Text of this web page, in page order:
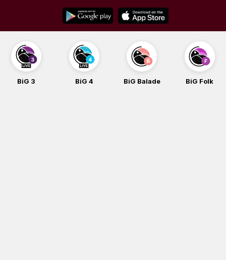
content
BiG 3 BiG 4 BiG Balade BiG Folk